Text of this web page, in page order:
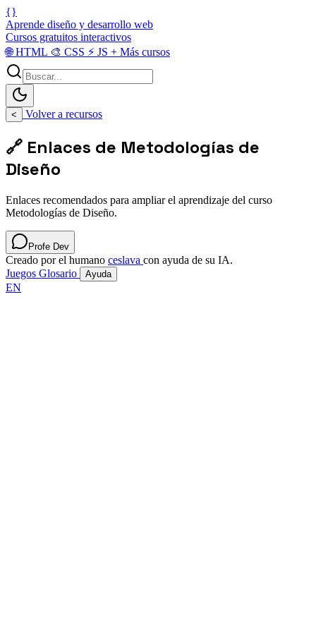
{}
Aprende diseño y desarrollo web
Cursos gratuitos interactivos
🌐HTML 🎨 CSS ⚡ JS + Más cursos
< Volver a recursos
🔗 Enlaces de Metodologías de
Diseño
Enlaces recomendados para ampliar el aprendizaje del curso
Metodologías de Diseño.
Profe Dev
Creado por el humano ceslava con ayuda de su IA.
Juegos Glosario Ayuda
EN